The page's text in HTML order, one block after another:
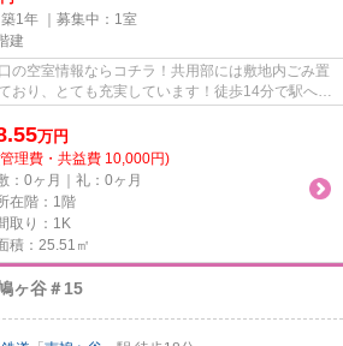
1年 ｜募集中： 1室
建
の空室情報ならコチラ！共用部には敷地内ごみ置
おり、とても充実しています！徒歩14分で駅への
万円
理費・共益費 10,000円)
：0ヶ月｜礼：0ヶ月
在階：1階
取り：1K
積：25.51㎡
ヶ谷＃15